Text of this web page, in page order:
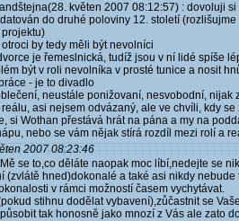
květen 2007 08:12:57) : dovoluji
do druhé poloviny 12. století
projektu)
by tedy měli být nevolníci
je řemeslnická, tudíž jsou v ní lidé spíše
být v roli nevolníka v prosté tunice a nosit
- je to divadlo
neustále ponižovaní, nesvobodní,
reálu, asi nejsem odvázaný, ale ve chvíli, kdy
si Wothan přestává hrát na pána a my na
nebo se vám nějak stírá rozdíl mezi rolí a
2007 08:23:46
se to,co děláte naopak moc líbí,nedejte se
(zvlátě hned)dokonalé a také asi nikdy
v rámci možností časem vychytávat.
stihnu dodělat vybavení),zůčastnit se
tak honosně jako mnozí z Vás ale zato